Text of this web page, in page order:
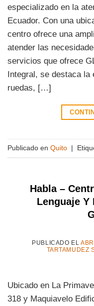
especializado en la
Ecuador. Con una
centro ofrece una
atender las
servicios que ofrece
Integral, se destaca
ruedas, […]
Publicado en Quito
Habla –
Lenguaje Y
PUBLICADO EL
TARTAMUDEZ
Ubicado en La
318 y Maquiavelo